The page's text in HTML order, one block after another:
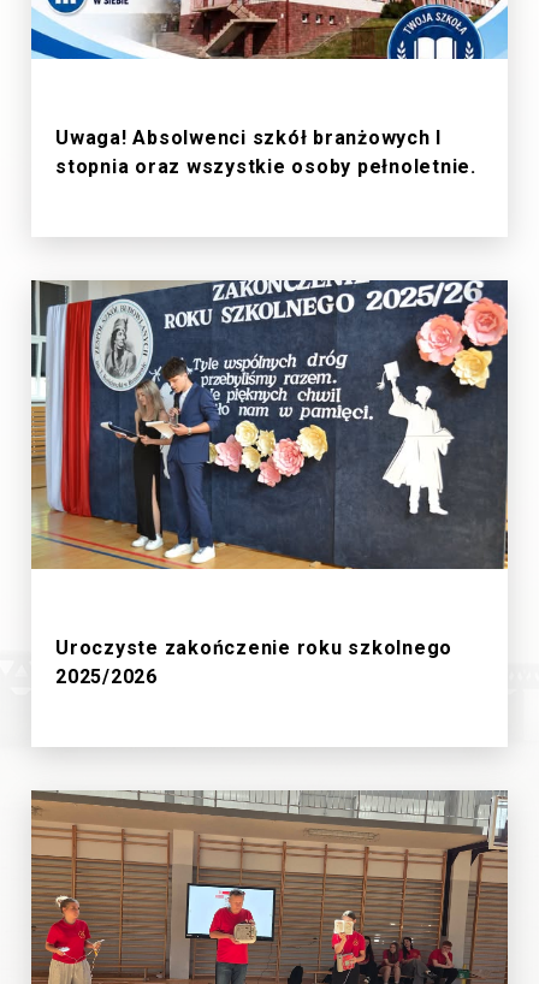
Uwaga! Absolwenci szkół branżowych I
stopnia oraz wszystkie osoby pełnoletnie.
Uroczyste zakończenie roku szkolnego
2025/2026